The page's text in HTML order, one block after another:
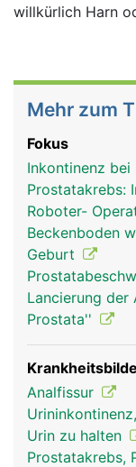
willkürlich Harn
Mehr zum
Fokus
Inkontinenz
Prostatakrebs:
Roboter-
Beckenboden
Geburt
Lancierung
Prostata''
Analfissur
Urin zu halten
Prostatakrebs,